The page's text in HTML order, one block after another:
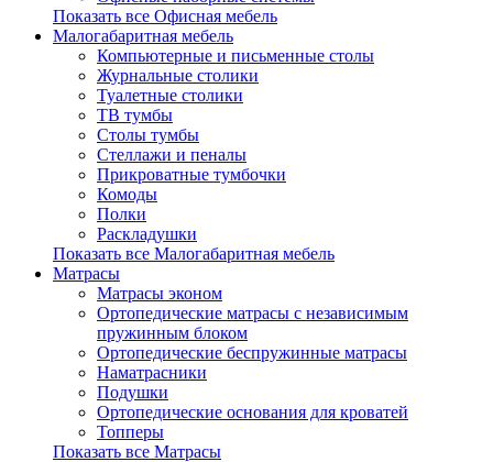
Показать все Офисная мебель
Малогабаритная мебель
Компьютерные и письменные столы
Журнальные столики
Туалетные столики
ТВ тумбы
Столы тумбы
Стеллажи и пеналы
Прикроватные тумбочки
Комоды
Полки
Раскладушки
Показать все Малогабаритная мебель
Матрасы
Матрасы эконом
Ортопедические матрасы с независимым
пружинным блоком
Ортопедические беспружинные матрасы
Наматрасники
Подушки
Ортопедические основания для кроватей
Топперы
Показать все Матрасы